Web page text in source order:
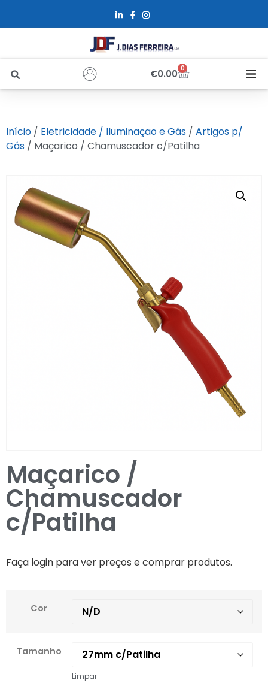
€0.00 0
Sobre Nós
Recrutamento
Contactos
Entrar / Registar
Início / Eletricidade / Iluminaçao e Gás / Artigos p/
Gás / Maçarico / Chamuscador c/Patilha
Maçarico /
Chamuscador
c/Patilha
Faça login para ver preços e comprar produtos.
Cor
Tamanho
Limpar